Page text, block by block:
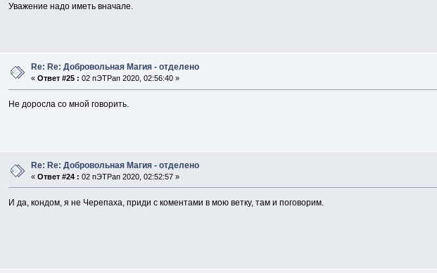
Уважение надо иметь вначале.
Re: Re: Добровольная Магия - отделено
«Ответ #25 : 02 пЭТРап 2020, 02:56:40 »
Не доросла со мной говорить.
Re: Re: Добровольная Магия - отделено
«Ответ #24 : 02 пЭТРап 2020, 02:52:57 »
И да, кондом, я не Черепаха, приди с коментами в мою ветку, там и поговорим.